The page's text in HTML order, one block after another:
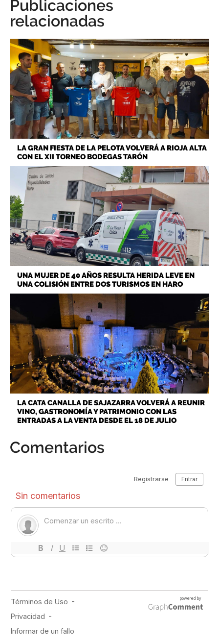
Publicaciones
relacionadas
LA GRAN FIESTA DE LA PELOTA VOLVERÁ A RIOJA ALTA
CON EL XII TORNEO BODEGAS TARÓN
UNA MUJER DE 40 AÑOS RESULTA HERIDA LEVE EN
UNA COLISIÓN ENTRE DOS TURISMOS EN HARO
LA CATA CANALLA DE SAJAZARRA VOLVERÁ A REUNIR
VINO, GASTRONOMÍA Y PATRIMONIO CON LAS
ENTRADAS A LA VENTA DESDE EL 18 DE JULIO
Comentarios